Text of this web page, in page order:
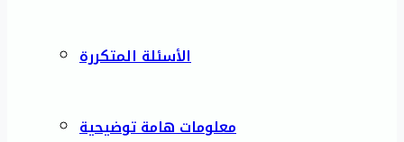
الأسئلة المتكررة
معلومات هامة توضيحية